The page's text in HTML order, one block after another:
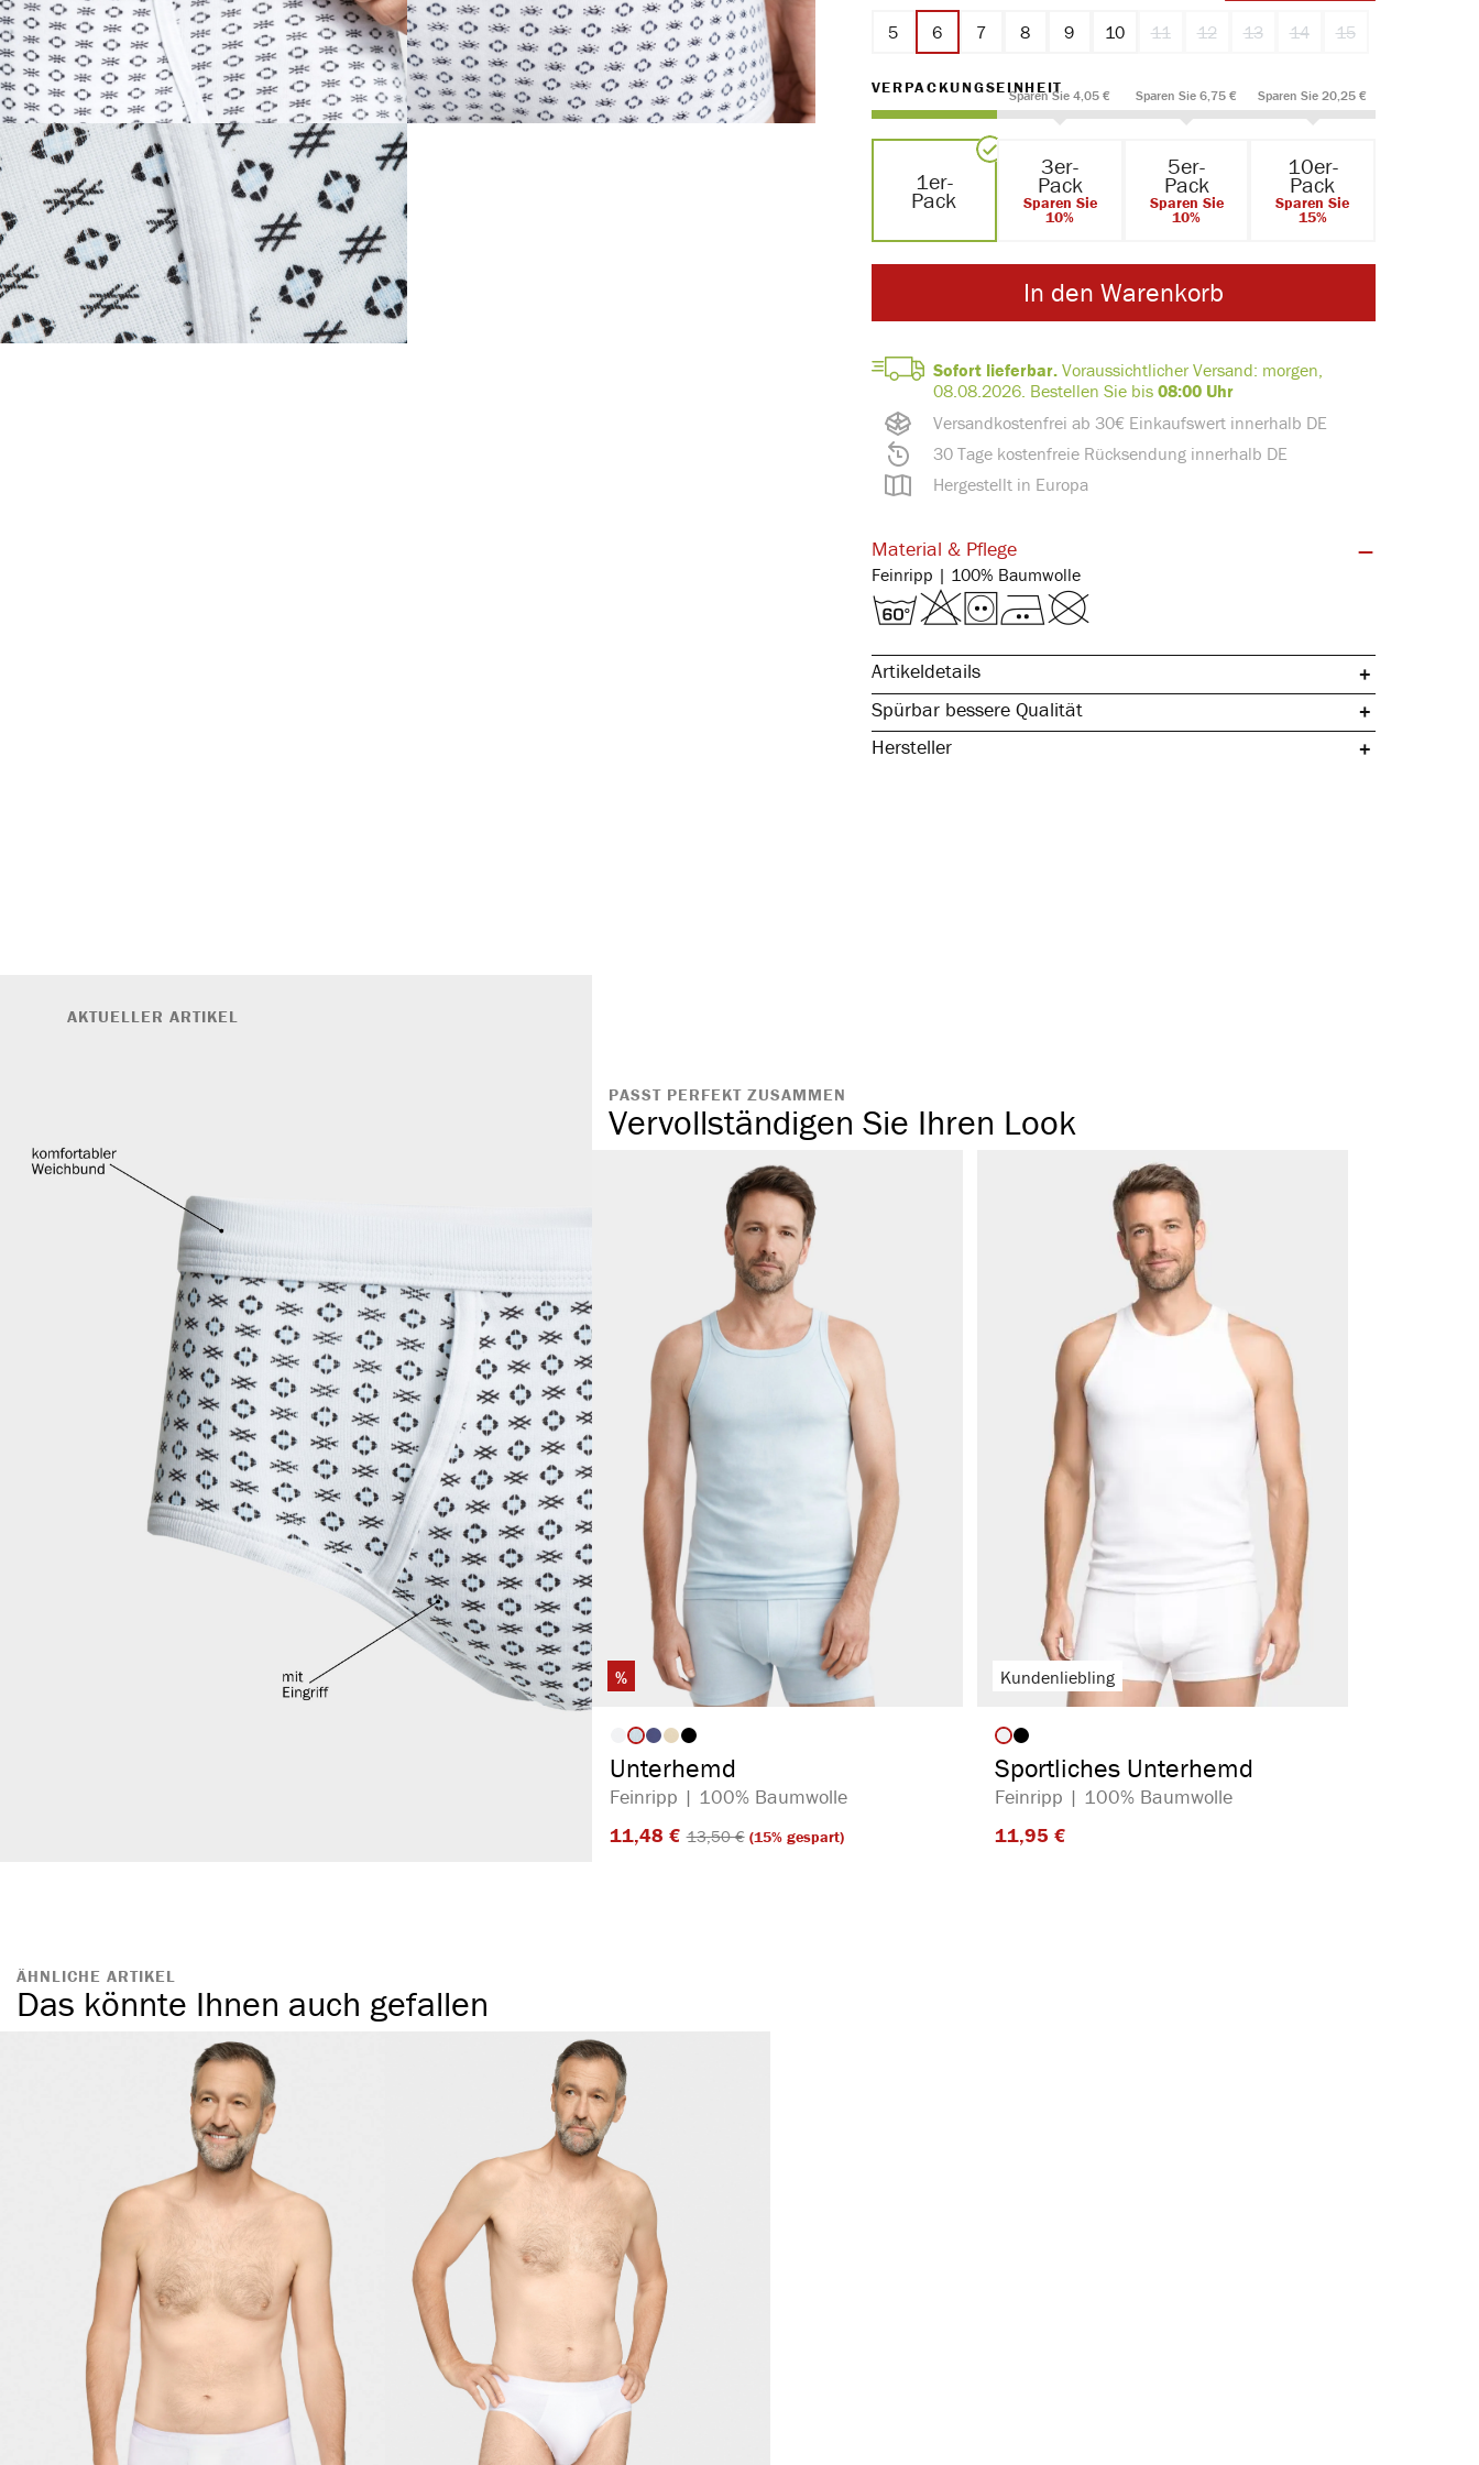
Versandkostenfrei ab 30€ Einkaufswert innerhalb DE
30 Tage kostenfreie Rücksendung innerhalb DE
Hergestellt in Europa
Sofort lieferbar.Voraussichtlicher Versand: morgen,
08.08.2026. Bestellen Sie bis 08:00 Uhr
5 6 7 8 9 10 11
(Diese Option ist zurzeit nicht verfügbar.)
12
(Diese Option ist zurzeit nicht verfügbar.)
13
(Diese Option ist zurzeit nicht
14
(Diese Option ist zurzeit
15
(Diese Option ist
VERPACKUNGSEINHEIT
Sparen Sie 4,05 € Sparen Sie 6,75 € Sparen Sie 20,25 €
1er-
Pack
3er-
Pack
Sparen Sie
10%
5er-
Pack
Sparen Sie
10%
10er-
Pack
Sparen Sie
15%
In den Warenkorb
Material & Pflege
Feinripp | 100% Baumwolle
Artikeldetails
Spürbar bessere Qualität
Hersteller
AKTUELLER ARTIKEL
PASST PERFEKT ZUSAMMEN
Vervollständigen Sie Ihren Look
%
Artikelfarbe
Unterhemd
Feinripp | 100% Baumwolle
11,48 €​ 13,50 €​(15% gespart)
Kundenliebling
Artikelfarbe
Sportliches Unterhemd
Feinripp | 100% Baumwolle
11,95 €​
ÄHNLICHE ARTIKEL
Das könnte Ihnen auch gefallen